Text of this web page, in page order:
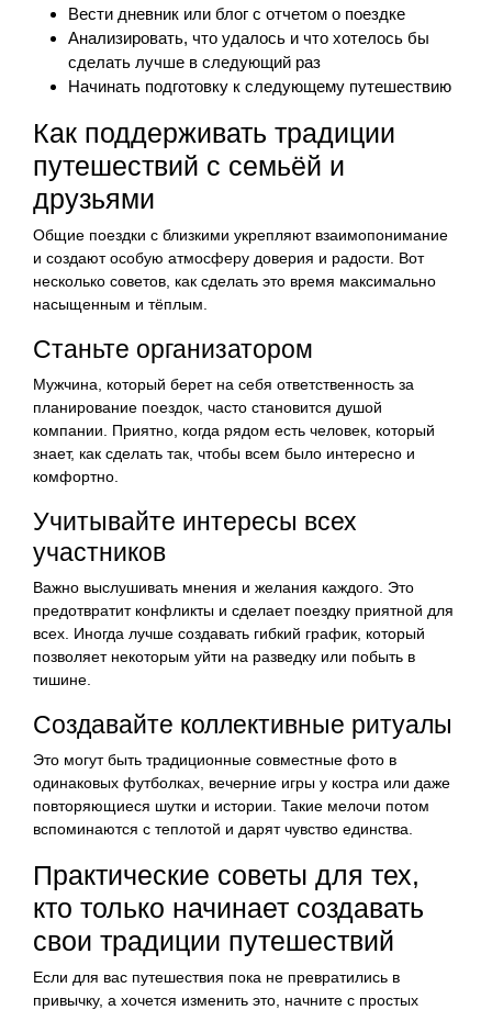
Вести дневник или блог с отчетом о поездке
Анализировать, что удалось и что хотелось бы
сделать лучше в следующий раз
Начинать подготовку к следующему путешествию
Как поддерживать традиции
путешествий с семьёй и
друзьями
Общие поездки с близкими укрепляют взаимопонимание
и создают особую атмосферу доверия и радости. Вот
несколько советов, как сделать это время максимально
насыщенным и тёплым.
Станьте организатором
Мужчина, который берет на себя ответственность за
планирование поездок, часто становится душой
компании. Приятно, когда рядом есть человек, который
знает, как сделать так, чтобы всем было интересно и
комфортно.
Учитывайте интересы всех
участников
Важно выслушивать мнения и желания каждого. Это
предотвратит конфликты и сделает поездку приятной для
всех. Иногда лучше создавать гибкий график, который
позволяет некоторым уйти на разведку или побыть в
тишине.
Создавайте коллективные ритуалы
Это могут быть традиционные совместные фото в
одинаковых футболках, вечерние игры у костра или даже
повторяющиеся шутки и истории. Такие мелочи потом
вспоминаются с теплотой и дарят чувство единства.
Практические советы для тех,
кто только начинает создавать
свои традиции путешествий
Если для вас путешествия пока не превратились в
привычку, а хочется изменить это, начните с простых